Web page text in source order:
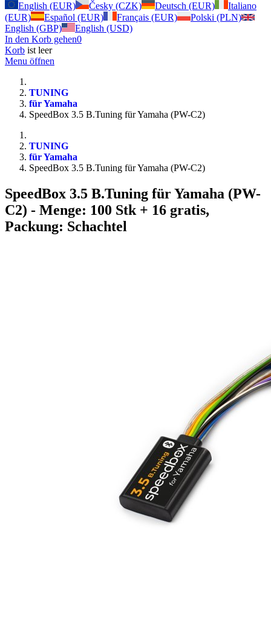
English (EUR)
Česky (CZK) Deutsch (EUR)
Italiano
(EUR)
Español (EUR) Français (EUR)
Polski (PLN)
English (GBP)
English (USD)
In den Korb gehen0
Korb ist leer
Menu öffnen
TUNING
für Yamaha
SpeedBox 3.5 B.Tuning für Yamaha (PW-C2)
TUNING
für Yamaha
SpeedBox 3.5 B.Tuning für Yamaha (PW-C2)
SpeedBox 3.5 B.Tuning für Yamaha (PW-
C2) - Menge: 100 Stk + 16 gratis,
Packung: Schachtel